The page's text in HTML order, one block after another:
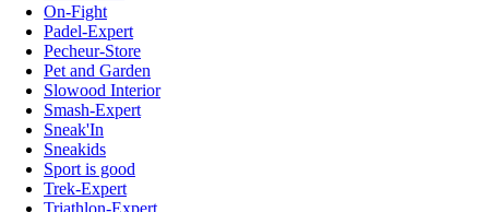
On-Fight
Padel-Expert
Pecheur-Store
Pet and Garden
Slowood Interior
Smash-Expert
Sneak'In
Sneakids
Sport is good
Trek-Expert